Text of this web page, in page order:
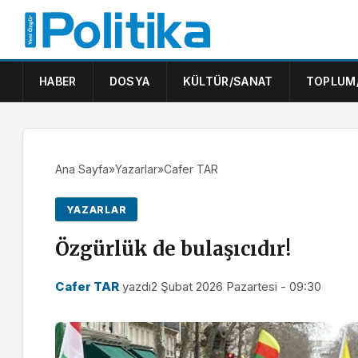
HABER DOSYA KÜLTÜR/SANAT
Ana Sayfa»Yazarlar»Cafer TAR
YAZARLAR
Özgürlük de bulaşıcıdır!
Cafer TAR yazdı2 Şubat 2026 Pazartesi - 09:30